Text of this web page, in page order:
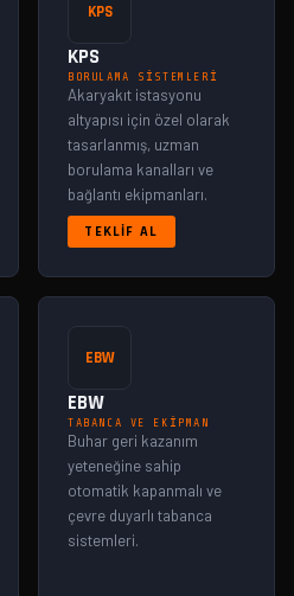
KPS
KPS
BORULAMA SISTEMLERI
Akaryakıt istasyonu
altyapısı için özel olarak
tasarlanmış, uzman
borulama kanalları ve
bağlantı ekipmanları.
TEKLIF AL
EBW
EBW
TABANCA VE EKIPMAN
Buhar geri kazanım
yeteneğine sahip
otomatik kapanmalı ve
çevre duyarlı tabanca
sistemleri.